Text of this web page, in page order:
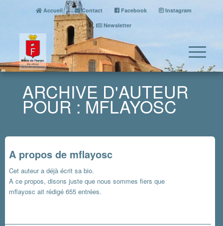
Accueil Contact Facebook
Instagram
Newsletter
ARCHIVE D'AUTEUR
POUR : MFLAYOSC
A propos de mflayosc
Cet auteur a déjà écrit sa bio.
A ce propos, disons juste que nous sommes fiers que
mflayosc ait rédigé 655 entrées.